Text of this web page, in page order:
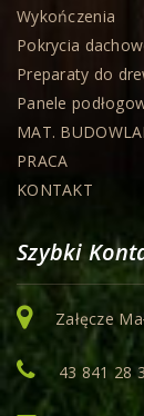
Wykończenia
Pokrycia
Preparaty do
Panele
MAT.
PRACA
KONTAKT
Szybki
Załęcze
43 841 28